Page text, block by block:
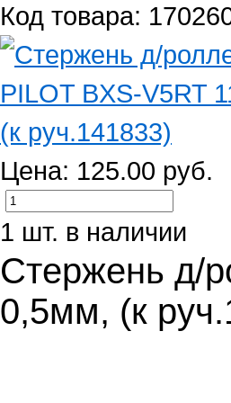
Код товара:
Цена: 125.00 руб.
1 шт. в наличии
Стержень д/
0,5мм, (к